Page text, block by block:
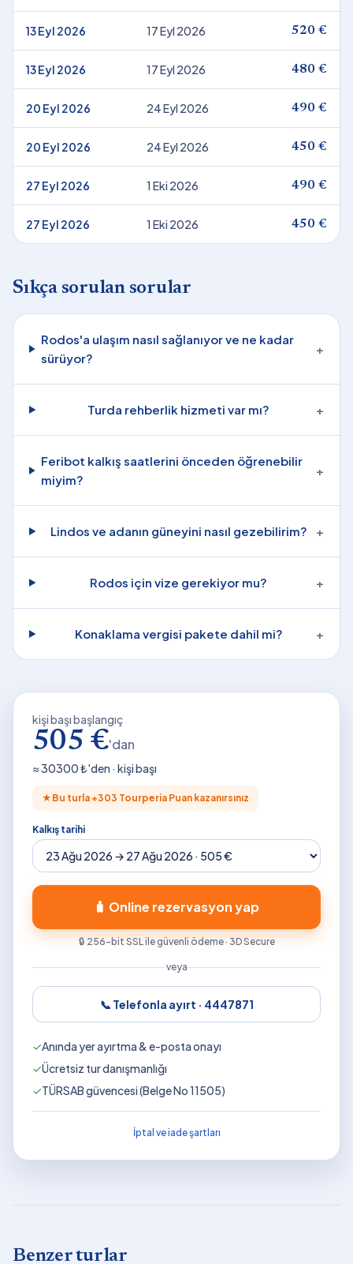
13 Eyl 2026 17 Eyl 2026 520 €
13 Eyl 2026 17 Eyl 2026 480 €
20 Eyl 2026 24 Eyl 2026 490 €
20 Eyl 2026 24 Eyl 2026 450 €
27 Eyl 2026 1 Eki 2026 490 €
27 Eyl 2026 1 Eki 2026 450 €
Sıkça sorulan sorular
Rodos'a ulaşım nasıl sağlanıyor ve ne kadar
sürüyor?
+
Turda rehberlik hizmeti var mı? +
Feribot kalkış saatlerini önceden öğrenebilir
miyim?
+
Lindos ve adanın güneyini nasıl gezebilirim? +
Rodos için vize gerekiyor mu? +
Konaklama vergisi pakete dahil mi? +
kişi başı başlangıç
505 €'dan
≈30300₺'den · kişi başı
★ Bu turla +303 Tourperia Puan kazanırsınız
Kalkış tarihi
🧳 Online rezervasyon yap
🔒 256-bit SSL ile güvenli ödeme · 3D Secure
veya
📞 Telefonla ayırt · 4447871
✓Anında yer ayırtma & e-posta onayı
✓Ücretsiz tur danışmanlığı
✓TÜRSAB güvencesi (Belge No 11505)
İptal ve iade şartları
Benzer turlar